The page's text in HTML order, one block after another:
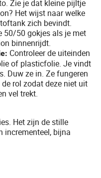
Zie je dat kleine pijltje
Het wijst naar welke
zich bevindt.
50/50 gokjes als je met
binnenrijdt.
Controleer de uiteinden
of plasticfolie. Je vindt
Duw ze in. Ze fungeren
rol zodat deze niet uit
vel trekt.
Het zijn de stille
incrementeel, bijna